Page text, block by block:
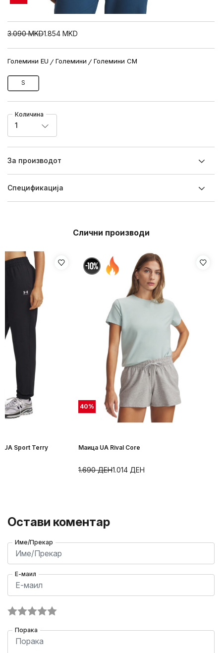
3.090 MKD1.854 MKD
Големини EU Големини Големини CM
S
Количина
1
За производот
Спецификацијa
Слични производи
UA Sport Terry
40%
Маица UA Rival Core
1.014 ДЕН
1.690ДЕН
Остави коментар
Име/Прекар
Е-маил
Порака